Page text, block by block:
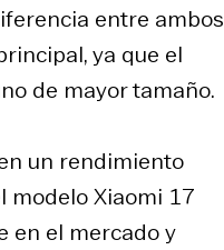
entre ambos
ya que el
de mayor tamaño.
un rendimiento
modelo Xiaomi 17
en el mercado y